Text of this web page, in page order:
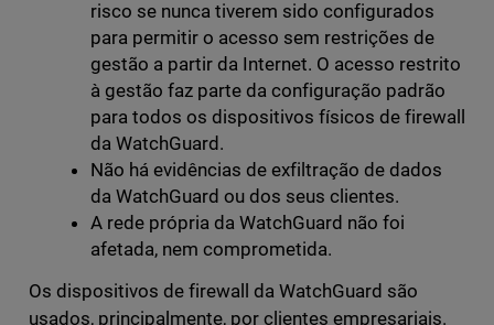
risco se nunca tiverem sido configurados
para permitir o acesso sem restrições de
gestão a partir da Internet. O acesso restrito
à gestão faz parte da configuração padrão
para todos os dispositivos físicos de firewall
da WatchGuard.
Não há evidências de exfiltração de dados
da WatchGuard ou dos seus clientes.
A rede própria da WatchGuard não foi
afetada, nem comprometida.
Os dispositivos de firewall da WatchGuard são
usados, principalmente, por clientes empresariais.